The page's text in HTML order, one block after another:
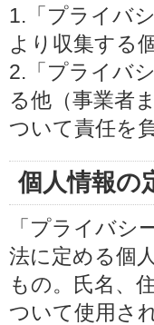
1.「プライバ
より収集する
2.「プライバ
る他（事業者
ついて責任を
個人情報の
「プライバシ
法に定める個
もの。氏名、
ついて使用さ